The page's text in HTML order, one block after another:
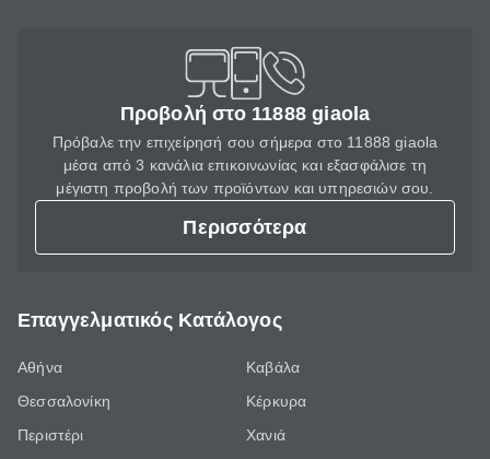
Προβολή στο 11888 giaola
Πρόβαλε την επιχείρησή σου σήμερα στο 11888 giaola
μέσα από 3 κανάλια επικοινωνίας και εξασφάλισε τη
μέγιστη προβολή των προϊόντων και υπηρεσιών σου.
Περισσότερα
Επαγγελματικός Κατάλογος
Αθήνα
Θεσσαλονίκη
Περιστέρι
Καβάλα
Κέρκυρα
Χανιά